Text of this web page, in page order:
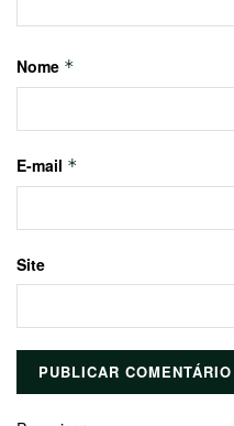
Nome *
E-mail *
Site